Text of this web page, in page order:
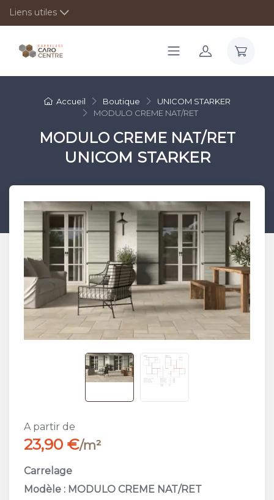
Liens utiles
Accueil Boutique
UNICOM STARKER
MODULO CREME NAT/RET
MODULO CREME NAT/RET
UNICOM STARKER
A partir de
23,90 €/m²
Carrelage
Modèle : MODULO CREME NAT/RET